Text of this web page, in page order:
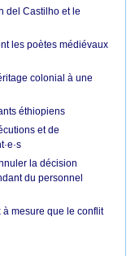
del Castilho et le
les poètes médiévaux
colonial à une
éthiopiens
et de
la décision
du personnel
à mesure que le conflit